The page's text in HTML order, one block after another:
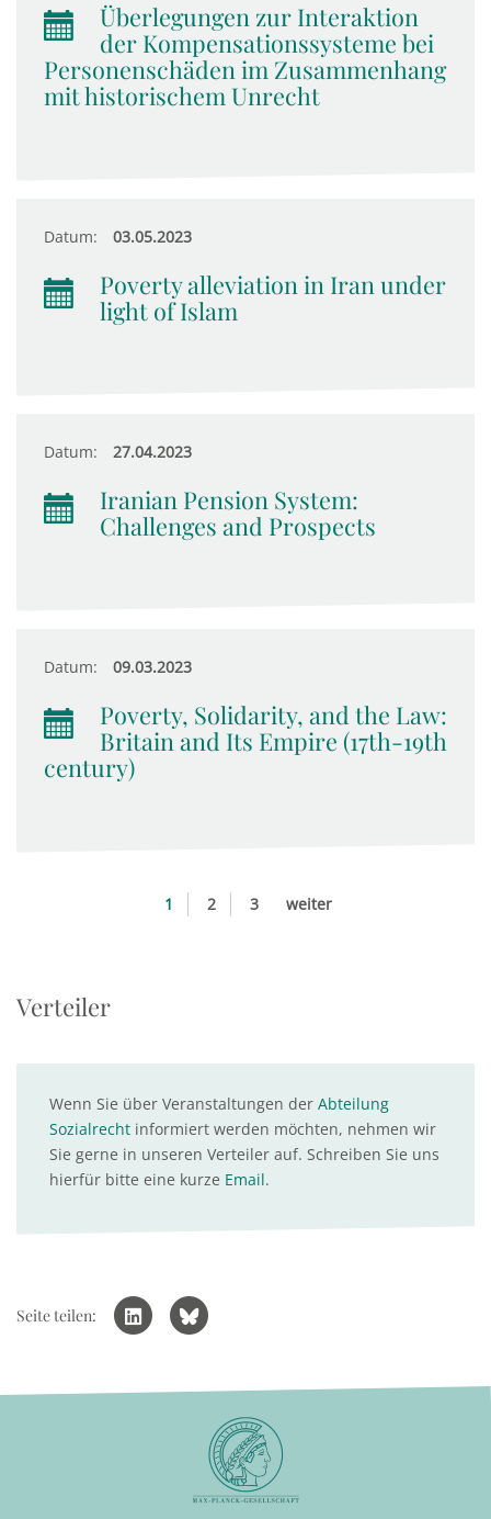
Überlegungen zur Interaktion
der Kompensationssysteme bei
Personenschäden im Zusammenhang
mit historischem Unrecht
Datum: 03.05.2023
Poverty alleviation in Iran under
light of Islam
Datum: 27.04.2023
Iranian Pension System:
Challenges and Prospects
Datum: 09.03.2023
Poverty, Solidarity, and the Law:
Britain and Its Empire (17th-19th
century)
1 2 3 weiter
Verteiler
Wenn Sie über Veranstaltungen der Abteilung
Sozialrecht informiert werden möchten, nehmen wir
Sie gerne in unseren Verteiler auf. Schreiben Sie uns
hierfür bitte eine kurze Email.
Seite teilen: